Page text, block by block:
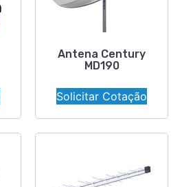
Antena Century
MD190
Solicitar Cotação